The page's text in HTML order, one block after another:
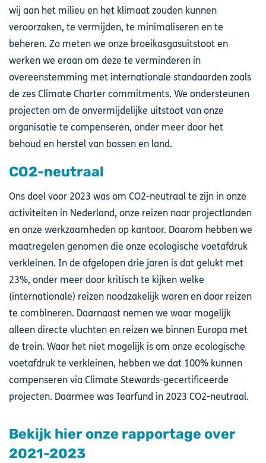
wij aan het milieu en het klimaat zouden kunnen
veroorzaken, te vermijden, te minimaliseren en te
beheren. Zo meten we onze broeikasgasuitstoot en
werken we eraan om deze te verminderen in
overeenstemming met internationale standaarden zoals
de zes Climate Charter commitments. We ondersteunen
projecten om de onvermijdelijke uitstoot van onze
organisatie te compenseren, onder meer door het
behoud en herstel van bossen en land.
CO2-neutraal
Ons doel voor 2023 was om CO2-neutraal te zijn in onze
activiteiten in Nederland, onze reizen naar projectlanden
en onze werkzaamheden op kantoor. Daarom hebben we
maatregelen genomen die onze ecologische voetafdruk
verkleinen. In de afgelopen drie jaren is dat gelukt met
23%, onder meer door kritisch te kijken welke
(internationale) reizen noodzakelijk waren en door reizen
te combineren. Daarnaast nemen we waar mogelijk
alleen directe vluchten en reizen we binnen Europa met
de trein. Waar het niet mogelijk is om onze ecologische
voetafdruk te verkleinen, hebben we dat 100% kunnen
compenseren via Climate Stewards-gecertificeerde
projecten. Daarmee was Tearfund in 2023 CO2-neutraal.
Bekijk hier onze rapportage over
2021-2023